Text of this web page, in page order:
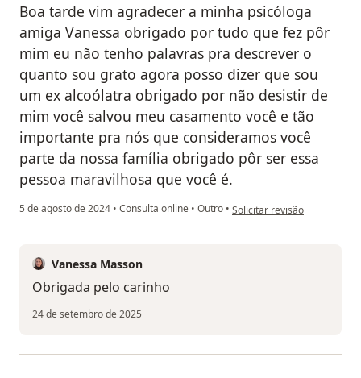
Boa tarde vim agradecer a minha psicóloga
amiga Vanessa obrigado por tudo que fez pôr
mim eu não tenho palavras pra descrever o
quanto sou grato agora posso dizer que sou
um ex alcoólatra obrigado por não desistir de
mim você salvou meu casamento você e tão
importante pra nós que consideramos você
parte da nossa família obrigado pôr ser essa
pessoa maravilhosa que você é.
5 de agosto de 2024 • Consulta online • Outro • na opinião do utilizador
Solicitar revisão
Vanessa Masson
Obrigada pelo carinho
24 de setembro de 2025